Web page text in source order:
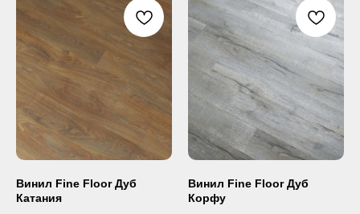
Винил Fine Floor Дуб
Катания
Винил Fine Floor Дуб
Корфу